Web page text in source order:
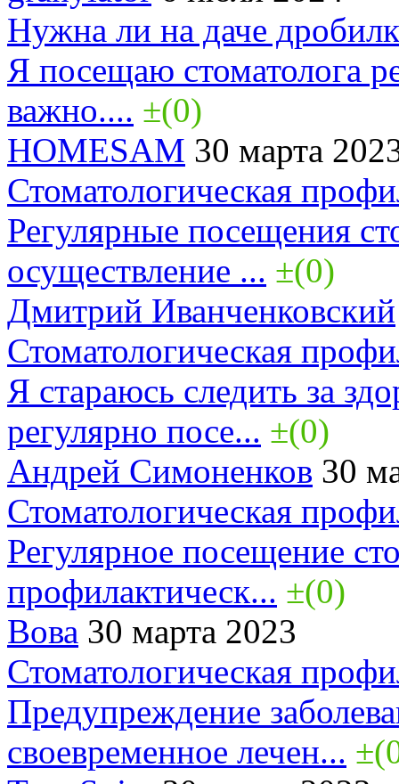
Нужна ли на даче
Я посещаю стоматолога
важно.... ±(0)
HOMESAM 30 марта
Стоматологическая
Регулярные посещения
осуществление ... ±(0)
Дмитрий Иванченковский
Стоматологическая
Я стараюсь следить за
регулярно посе... ±(0)
Андрей Симоненков 30
Стоматологическая
Регулярное посещение
профилактическ... ±(0)
Вова 30 марта 2023
Стоматологическая
Предупреждение
своевременное лечен...